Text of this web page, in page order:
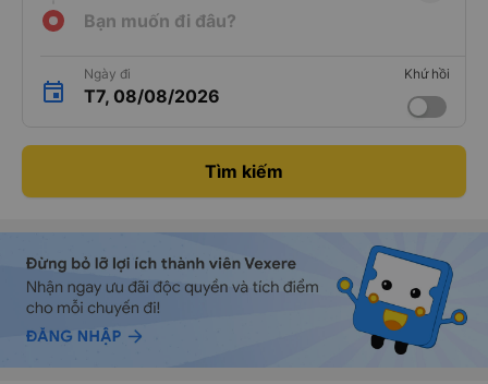
Bạn muốn đi đâu?
Ngày đi
T7, 08/08/2026
Khứ hồi
Tìm kiếm